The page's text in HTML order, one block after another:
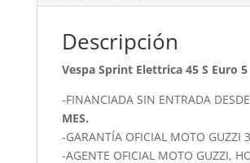
Descripción
Vespa Sprint Elettrica 45 S Euro 5
-FINANCIADA SIN ENTRADA DESDE
MES.
-GARANTÍA OFICIAL MOTO GUZZI
-AGENTE OFICIAL MOTO GUZZI,